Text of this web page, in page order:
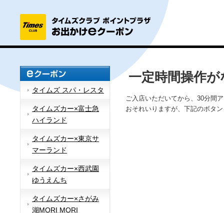
タイムズ スパ・レスタ
タイムズカー×富士急
ハイランド
タイムズカー×東京サ
マーランド
タイムズカー×西武園
ゆうえんち
タイムズカー×さがみ
湖MORI MORI
一定時間操作
ご入店いただいてから、30分間
おそれいりますが、下記のボタ